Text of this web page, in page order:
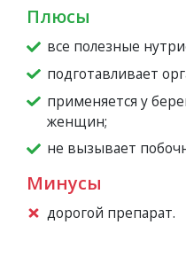
Плюсы
все полезные
подготавливает
применяется у
женщин;
не вызывает
Минусы
дорогой препарат.